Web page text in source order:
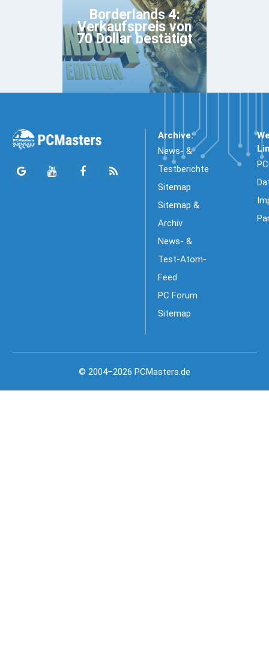
Borderlands 4:
Verkaufspreis von
70 Dollar bestätigt
Archive:
News- &
Testberichte
Sitemap
Sitemap &
Archiv
News- &
Test-Atom-
Feed
PC Forum
Sitemap
© 2004–2026 PCMasters.de